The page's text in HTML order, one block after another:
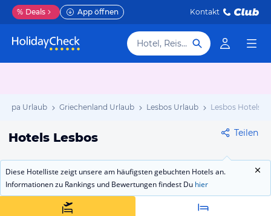
% Deals App öffnen Kontakt
Hotel, Reiseziel
Urlaub Griechenland Urlaub Lesbos Urlaub Lesbos Hotels
Hotels Lesbos Teilen
Diese Hotelliste zeigt unsere am häufigsten gebuchten Hotels an.
Informationen zu Rankings und Bewertungen findest Du hier